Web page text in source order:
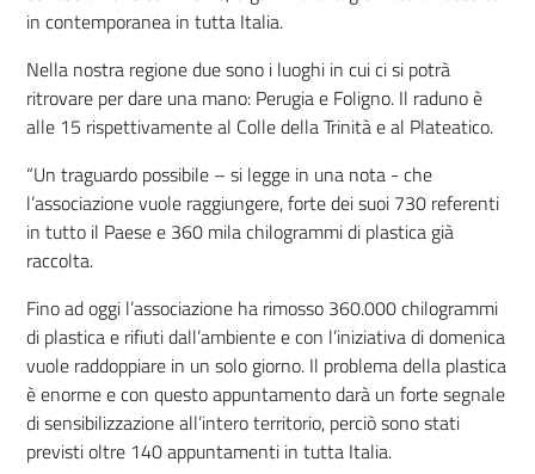
in contemporanea in tutta Italia.
Nella nostra regione due sono i luoghi in cui ci si potrà
ritrovare per dare una mano: Perugia e Foligno. Il raduno è
alle 15 rispettivamente al Colle della Trinità e al Plateatico.
“Un traguardo possibile – si legge in una nota - che
l’associazione vuole raggiungere, forte dei suoi 730 referenti
in tutto il Paese e 360 mila chilogrammi di plastica già
raccolta.
Fino ad oggi l’associazione ha rimosso 360.000 chilogrammi
di plastica e rifiuti dall’ambiente e con l’iniziativa di domenica
vuole raddoppiare in un solo giorno. Il problema della plastica
è enorme e con questo appuntamento darà un forte segnale
di sensibilizzazione all’intero territorio, perciò sono stati
previsti oltre 140 appuntamenti in tutta Italia.